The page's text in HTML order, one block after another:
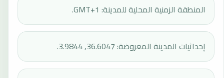
المنطقة الزمنية المحلية للمدينة: GMT+1.
إحداثيات المدينة المعروضة: 36.6047, 3.9844.